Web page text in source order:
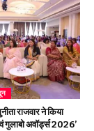
राजवार ने किया
गुलाबो अवॉर्ड्स 2026’